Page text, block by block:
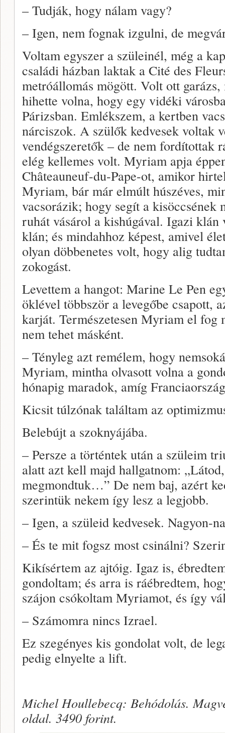
– Tudják, hogy nálam vagy?
– Igen, nem fognak izgulni, de
Voltam egyszer a szüleinél, még a
családi házban laktak a Cité des
metróállomás mögött. Volt ott
hihette volna, hogy egy vidéki
Párizsban. Emlékszem, a kertben
nárciszok. A szülők kedvesek voltak
vendégszeretők – de nem fordítottak
elég kellemes volt. Myriam apja
Châteauneuf-du-Pape-ot, amikor
Myriam, bár már elmúlt húszéves,
vacsorázik; hogy segít a kisöccsének
ruhát vásárol a kishúgával. Igazi klán
klán; és mindahhoz képest, amivel
olyan döbbenetes volt, hogy alig
zokogást.
Levettem a hangot: Marine Le Pen
öklével többször a levegőbe csapott,
karját. Természetesen Myriam el fog
nem tehet másként.
– Tényleg azt remélem, hogy
Myriam, mintha olvasott volna a
hónapig maradok, amíg
Kicsit túlzónak találtam az
Belebújt a szoknyájába.
– Persze a történtek után a szüleim
alatt azt kell majd hallgatnom:
megmondtuk…” De nem baj, azért
szerintük nekem így lesz a legjobb.
– Igen, a szüleid kedvesek. Nagyon-
– És te mit fogsz most csinálni?
Kikísértem az ajtóig. Igaz is,
gondoltam; és arra is ráébredtem,
szájon csókoltam Myriamot, és így
– Számomra nincs Izrael.
Ez szegényes kis gondolat volt, de
pedig elnyelte a lift.
Michel Houllebecq: Behódolás.
oldal. 3490 forint.